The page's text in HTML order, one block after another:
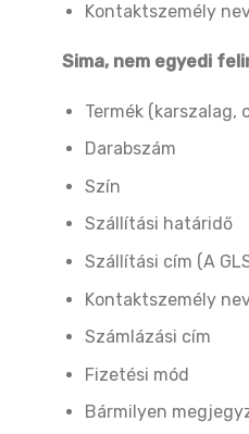
Kontaktszemély
Sima, nem egyedi
Termék (karszalag,
Darabszám
Szín
Szállítási határidő
Szállítási cím (A
Kontaktszemély
Számlázási cím
Fizetési mód
Bármilyen